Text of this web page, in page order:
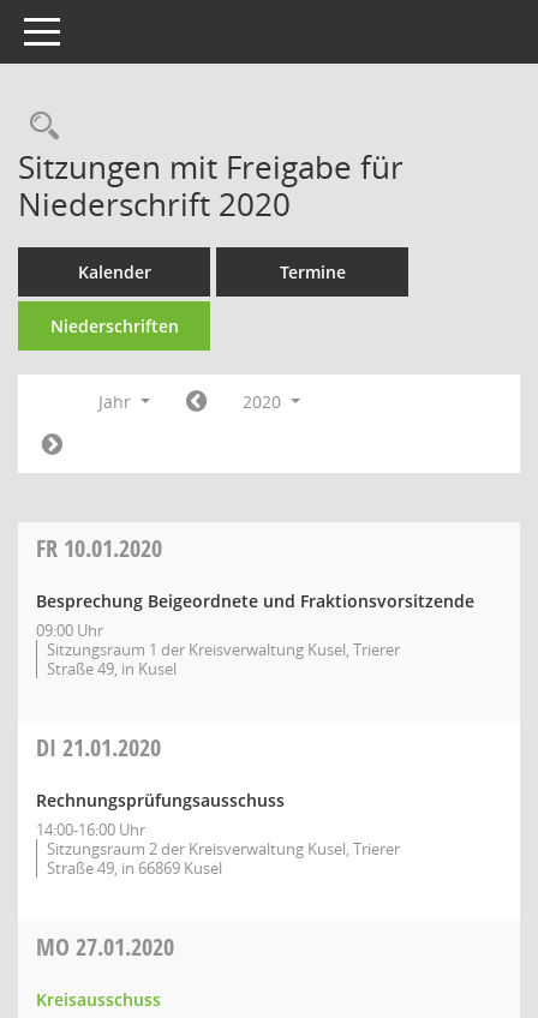
Toggle navigation
Rechercheauswahl
Sitzungen mit Freigabe für
Niederschrift 2020
Kalender Termine
Niederschriften
Jahr 2020
FR 10.01.2020
Besprechung Beigeordnete und Fraktionsvorsitzende
09:00 Uhr
Sitzungsraum 1 der Kreisverwaltung Kusel, Trierer
Straße 49, in Kusel
DI 21.01.2020
Rechnungsprüfungsausschuss
14:00-16:00 Uhr
Sitzungsraum 2 der Kreisverwaltung Kusel, Trierer
Straße 49, in 66869 Kusel
MO 27.01.2020
Kreisausschuss